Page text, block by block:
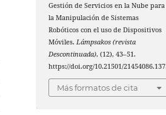
Gestión de Servicios en la Nube para
la Manipulación de Sistemas
Robóticos con el uso de Dispositivos
Móviles.Lámpsakos (revista
Descontinuada), (12), 43–51.
https://doi.org/10.21501/
Más formatos de cita